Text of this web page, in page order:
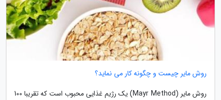
روش مایر چیست و چگونه کار می نماید؟
روش مایر (Mayr Method) یک رژیم غذایی محبوب است که تقریبا 100